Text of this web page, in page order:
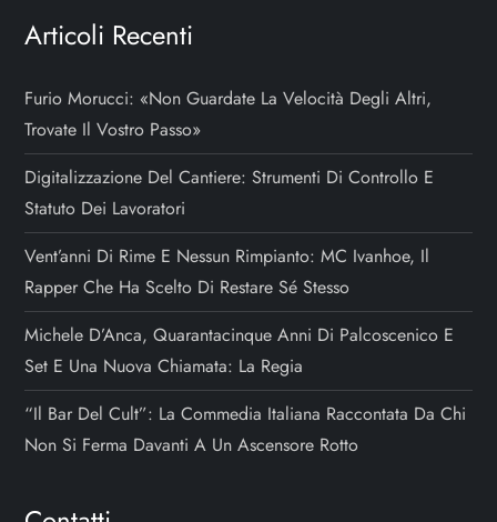
Articoli Recenti
Furio Morucci: «Non Guardate La Velocità Degli Altri,
Trovate Il Vostro Passo»
Digitalizzazione Del Cantiere: Strumenti Di Controllo E
Statuto Dei Lavoratori
Vent’anni Di Rime E Nessun Rimpianto: MC Ivanhoe, Il
Rapper Che Ha Scelto Di Restare Sé Stesso
Michele D’Anca, Quarantacinque Anni Di Palcoscenico E
Set E Una Nuova Chiamata: La Regia
“Il Bar Del Cult”: La Commedia Italiana Raccontata Da Chi
Non Si Ferma Davanti A Un Ascensore Rotto